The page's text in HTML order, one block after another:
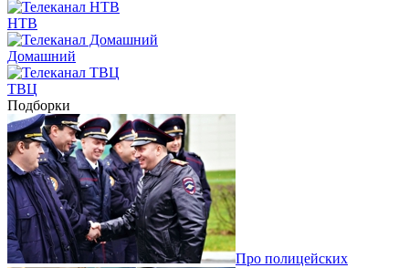
НТВ
Домашний
ТВЦ
Подборки
Про полицейских